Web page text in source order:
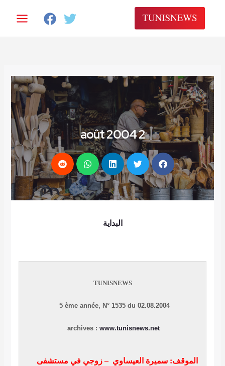
المحتوى
2 août 2004
البداية
TUNISNEWS
5 ème année, N° 1535 du 02.08.2004
archives :www.tunisnews.net
الموقف: سميرة العيساوي –زوجي في مستشفى